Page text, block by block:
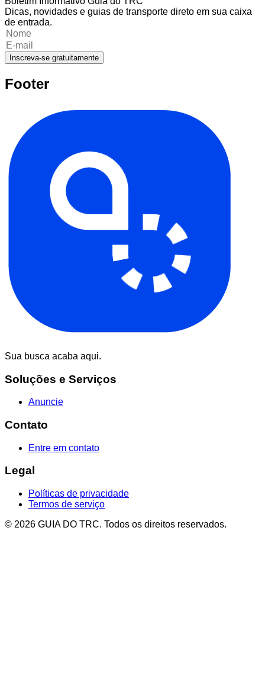
Dicas, novidades e guias de transporte direto em sua caixa
de entrada.
Inscreva-se gratuitamente
Footer
Sua busca acaba aqui.
Soluções e Serviços
Anuncie
Contato
Entre em contato
Legal
Políticas de privacidade
Termos de serviço
© 2026 GUIA DO TRC. Todos os direitos reservados.